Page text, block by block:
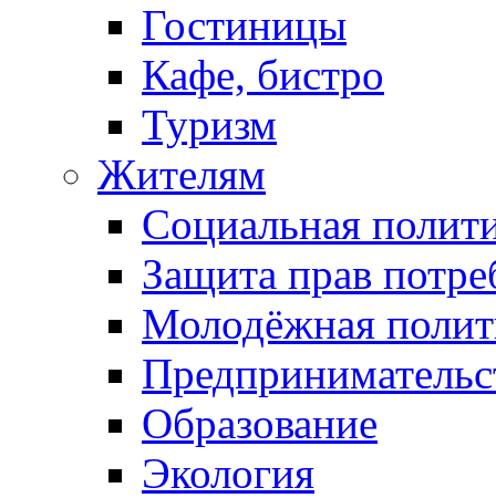
Гостиницы
Кафе, бистро
Туризм
Жителям
Социальная
Защита прав
Молодёжная
Образование
Экология